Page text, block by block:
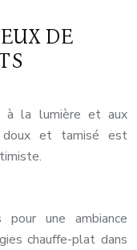
DE
à la lumière et aux
doux et tamisé est
une ambiance
chauffe-plat dans